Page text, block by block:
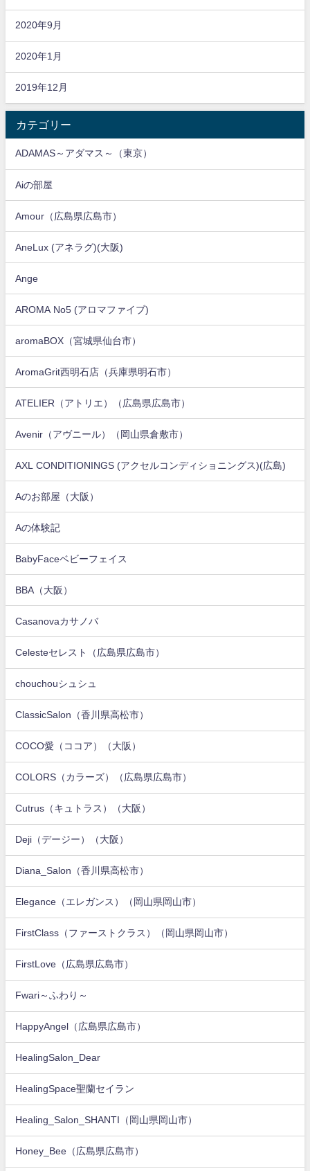
2020年9月
2020年1月
2019年12月
カテゴリー
ADAMAS～アダマス～（東京）
Aiの部屋
Amour（広島県広島市）
AneLux (アネラグ)(大阪)
Ange
AROMA No5 (アロマファイブ)
aromaBOX（宮城県仙台市）
AromaGrit西明石店（兵庫県明石市）
ATELIER（アトリエ）（広島県広島市）
Avenir（アヴニール）（岡山県倉敷市）
AXL CONDITIONINGS (アクセルコンディショニングス)(広島)
Aのお部屋（大阪）
Aの体験記
BabyFaceベビーフェイス
BBA（大阪）
Casanovaカサノバ
Celesteセレスト（広島県広島市）
chouchouシュシュ
ClassicSalon（香川県高松市）
COCO愛（ココア）（大阪）
COLORS（カラーズ）（広島県広島市）
Cutrus（キュトラス）（大阪）
Deji（デージー）（大阪）
Diana_Salon（香川県高松市）
Elegance（エレガンス）（岡山県岡山市）
FirstClass（ファーストクラス）（岡山県岡山市）
FirstLove（広島県広島市）
Fwari～ふわり～
HappyAngel（広島県広島市）
HealingSalon_Dear
HealingSpace聖蘭セイラン
Healing_Salon_SHANTI（岡山県岡山市）
Honey_Bee（広島県広島市）